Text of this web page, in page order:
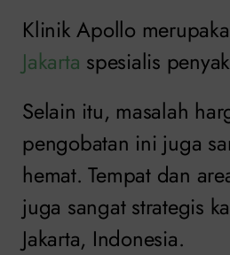
Klinik Apollo
Jakarta spesialis
Selain itu, masalah
pengobatan ini juga
hemat. Tempat dan
juga sangat strategis
Jakarta, Indonesia.